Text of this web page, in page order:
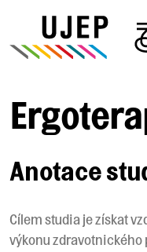
Anotace
Cílem studia je získat
výkonu zdravotnického